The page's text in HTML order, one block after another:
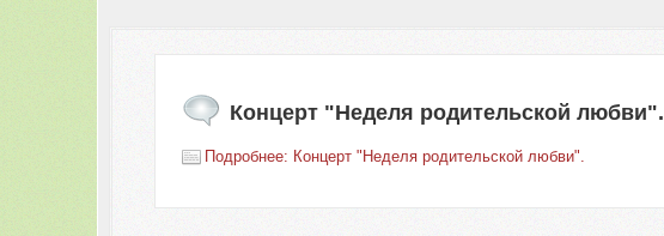
Концерт "Неделя родительской любви".
Подробнее: Концерт "Неделя родительской любви".